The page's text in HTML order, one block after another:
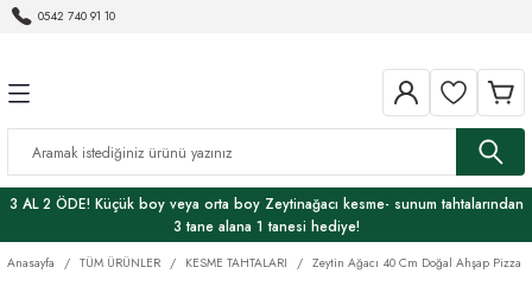
0542 740 91 10
KESME TAHTALARI
SET
SUNUM TAHTALARI
EV VE DEKORASYON
Kase
Sehpa
MUTFAK ÜRÜNLERİ
KENDİN YAP HOBİ
EPOKSİ
AHŞAP BAKIM
HEMEL
GURME LEZZETLER
Çeşnili Zeytinyağlar
Ekşiler
ÖREN ZEYTİNYAĞI
3 AL 2 ÖDE! Küçük boy veya orta boy Zeytinağacı kesme- sunum tahtalarından
3 tane alana 1 tanesi hediye!
Anasayfa TÜM ÜRÜNLER KESME TAHTALARI Zeytin Ağacı 40 Cm Doğal Ahşap Pizza